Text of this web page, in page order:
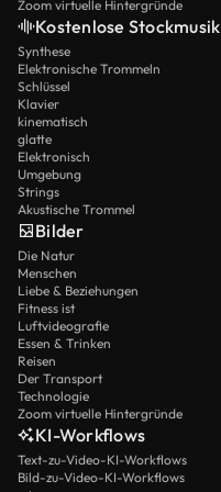
Zoom virtuelle Hintergründe
Kostenlose Stockmusik
Synthese
Elektronische Trommeln
Schlüssel
Klavier
kinematisch
glatte
Elektronisch
Umgebung
Strings
Akustische Trommel
Bilder
Die Natur
Menschen
Liebe & Beziehungen
Fitness ist
Luftvideografie
Essen & Trinken
Reisen
Der Transport
Technologie
Zoom virtuelle Hintergründe
KI-Workflows
Text-zu-Video-KI-Workflows
Bild-zu-Video-KI-Workflows